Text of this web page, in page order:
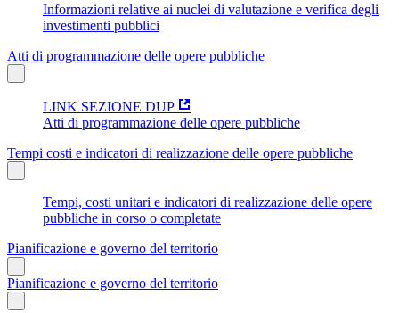
Informazioni relative ai nuclei di valutazione e verifica degli
investimenti pubblici
Atti di programmazione delle opere pubbliche
LINK SEZIONE DUP
Atti di programmazione delle opere pubbliche
Tempi costi e indicatori di realizzazione delle opere pubbliche
Tempi, costi unitari e indicatori di realizzazione delle opere
pubbliche in corso o completate
Pianificazione e governo del territorio
Pianificazione e governo del territorio